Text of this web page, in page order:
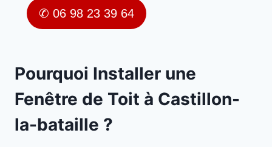
✆ 06 98 23 39 64
Pourquoi Installer une
Fenêtre de Toit à Castillon-
la-bataille ?